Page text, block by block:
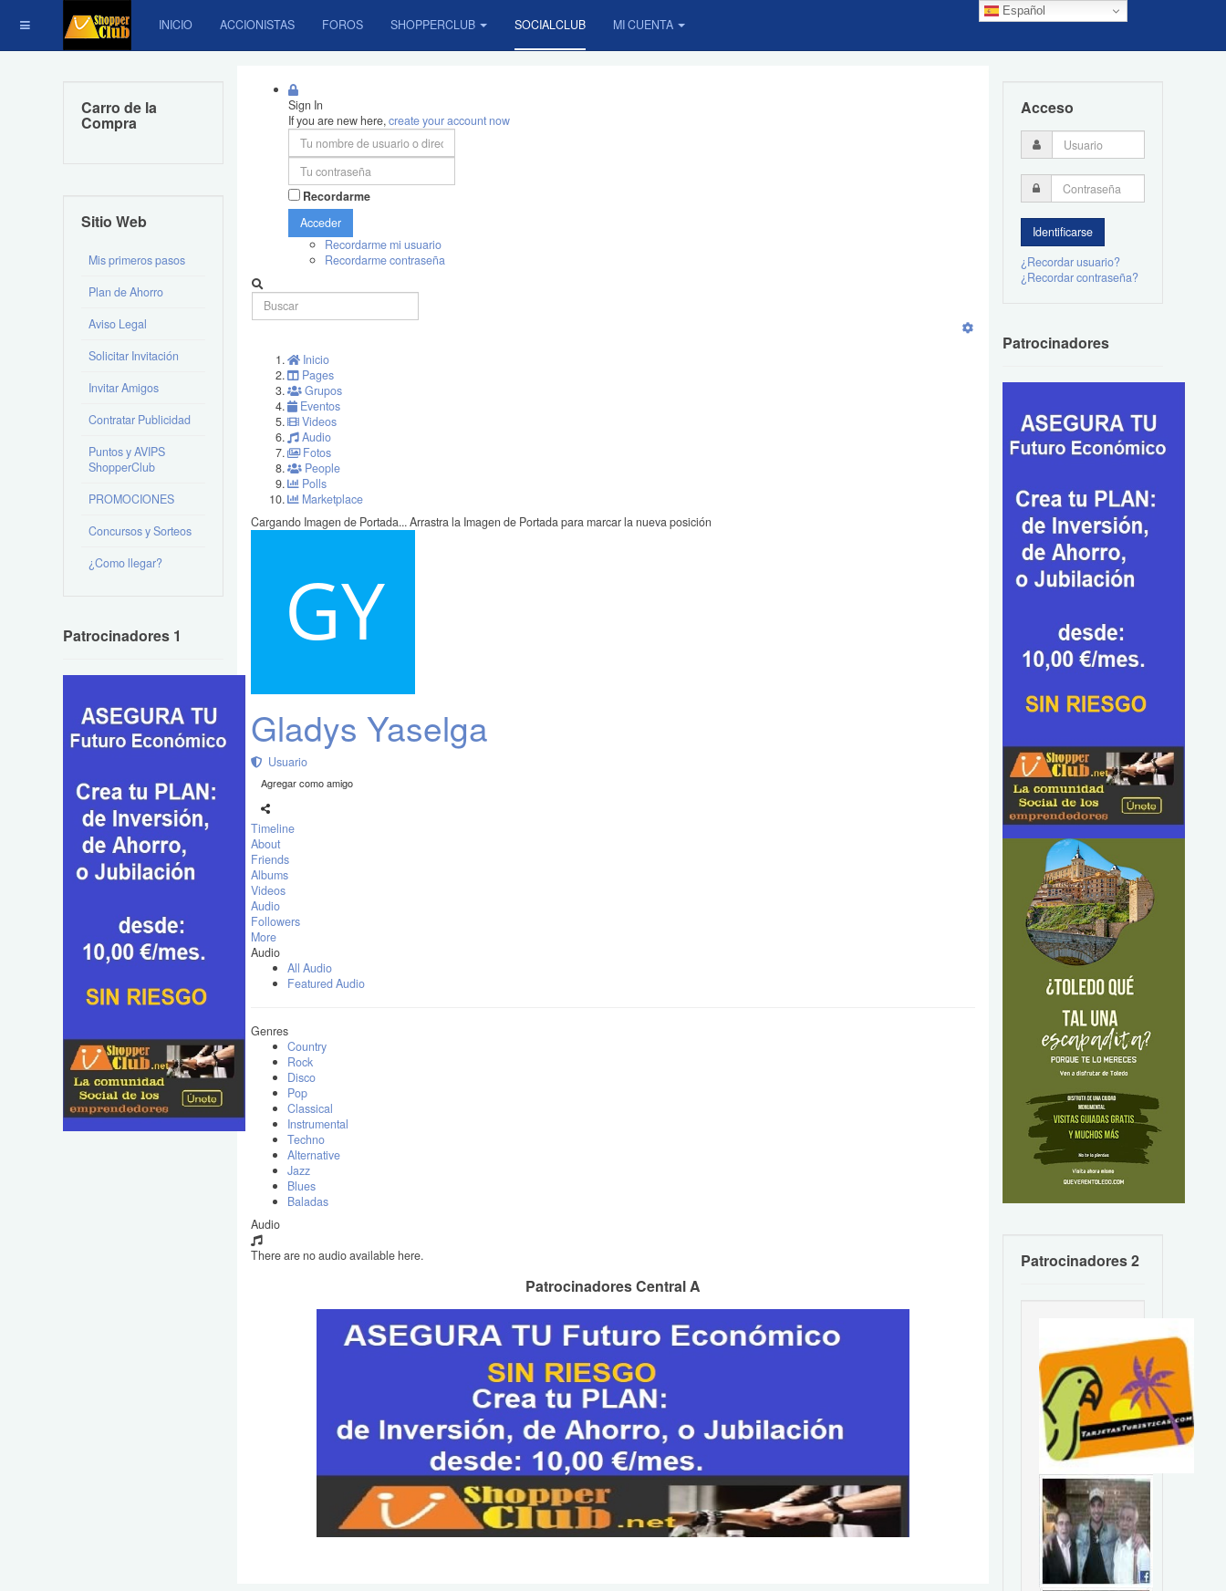
Español
INICIO ACCIONISTAS FOROS SHOPPERCLUB SOCIALCLUB MI CUENTA
Sign In
If you are new here,create your account now
Recordarme
Acceder
Recordarme mi usuario
Recordarme contraseña
Inicio
Pages
Grupos
Eventos
Videos
Audio
Fotos
People
Polls
Marketplace
Cargando Imagen de Portada...Arrastra la Imagen de Portada para marcar la nueva posición
Gladys Yaselga
Usuario
Agregar como amigo
Timeline
About
Friends
Albums
Videos
Audio
Followers
More
Audio
All Audio
Featured Audio
Genres
Country
Rock
Disco
Pop
Classical
Instrumental
Techno
Alternative
Jazz
Blues
Baladas
Audio
There are no audio available here.
Patrocinadores Central A
Carro de la
Compra
Sitio Web
Mis primeros pasos
Plan de Ahorro
Aviso Legal
Solicitar Invitación
Invitar Amigos
Contratar Publicidad
Puntos y AVIPS
ShopperClub
PROMOCIONES
Concursos y Sorteos
¿Como llegar?
Patrocinadores 1
Acceso
¿Recordar usuario?
¿Recordar contraseña?
Patrocinadores
Patrocinadores 2